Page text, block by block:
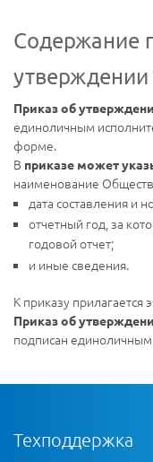
Содержание
утверждении
Приказ об
единоличным
форме.
В приказе может
наименование
дата составления и
отчетный год, за
годовой отчет;
и иные сведения.
К приказу прилагается
Приказ об
подписан
Техподдержка